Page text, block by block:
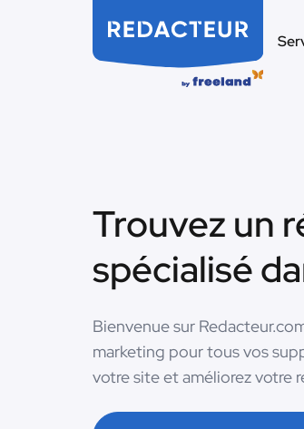
Trouvez un
spécialisé
Bienvenue sur
marketing pour tous vos
votre site et améliorez votre